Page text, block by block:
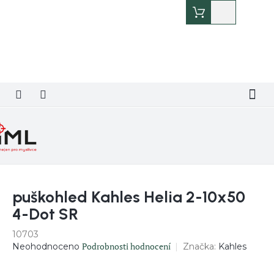
košík
puškohled Kahles Helia 2-10x50
4-Dot SR
10703
Průměrné
Neohodnoceno Podrobnosti hodnocení Značka: Kahles